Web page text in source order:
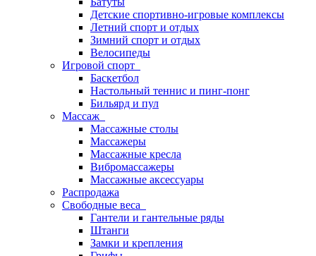
Детские спортивно-игровые комплексы
Летний спорт и отдых
Зимний спорт и отдых
Велосипеды
Игровой спорт
Баскетбол
Настольный теннис и пинг-понг
Бильярд и пул
Массаж
Массажные столы
Массажеры
Массажные кресла
Вибромассажеры
Массажные аксессуары
Распродажа
Свободные веса
Гантели и гантельные ряды
Штанги
Замки и крепления